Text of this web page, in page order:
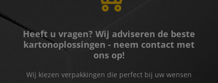
Heeft u vragen? Wij adviseren de beste
kartonoplossingen - neem contact met
ons op!
Wij kiezen verpakkingen die perfect bij uw wensen